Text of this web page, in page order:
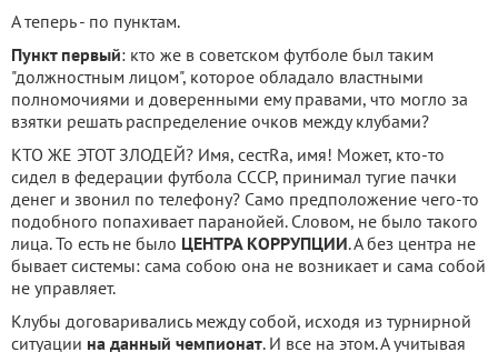
А теперь - по пунктам.
Пункт первый: кто же в советском футболе был таким
"должностным лицом", которое обладало властными
полномочиями и доверенными ему правами, что могло за
взятки решать распределение очков между клубами?
КТО ЖЕ ЭТОТ ЗЛОДЕЙ? Имя, сестRа, имя! Может, кто-то
сидел в федерации футбола СССР, принимал тугие пачки
денег и звонил по телефону? Само предположение чего-то
подобного попахивает паранойей. Словом, не было такого
лица. То есть не было ЦЕНТРА КОРРУПЦИИ. А без центра не
бывает системы: сама собою она не возникает и сама собой
не управляет.
Клубы договаривались между собой, исходя из турнирной
ситуации на данный чемпионат. И все на этом. А учитывая